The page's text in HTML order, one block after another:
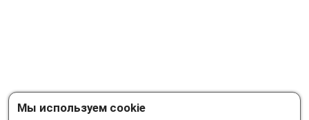
Мы используем cookie